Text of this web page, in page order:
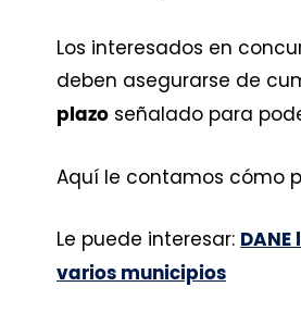
Los interesados en
deben asegurarse de
plazo señalado para
Aquí le contamos cómo
Le puede interesar:
varios municipios